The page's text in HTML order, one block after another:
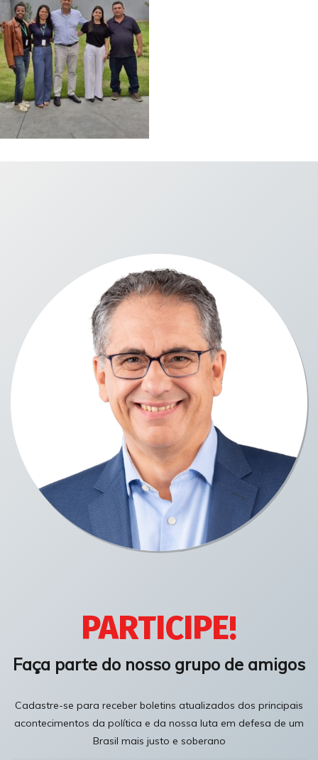
PARTICIPE!
Faça parte do nosso grupo de amigos
Cadastre-se para receber boletins atualizados dos principais
acontecimentos da política e da nossa luta em defesa de um
Brasil mais justo e soberano